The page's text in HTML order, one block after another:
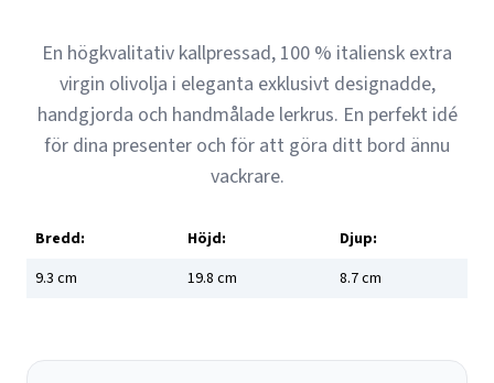
En högkvalitativ kallpressad, 100 % italiensk extra
virgin olivolja i eleganta exklusivt designadde,
handgjorda och handmålade lerkrus. En perfekt idé
för dina presenter och för att göra ditt bord ännu
vackrare.
Bredd: Höjd:
Djup:
9.3 cm 19.8 cm 8.7cm